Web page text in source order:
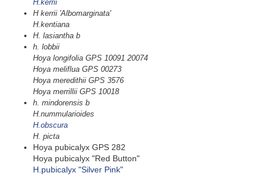
H.kerrii
H kerrii 'Albomarginata'
H.kentiana
H. lasiantha b
h. lobbii
Hoya longifolia GPS 10091 20074
Hoya meliflua GPS 00273
Hoya meredithii GPS 3576
Hoya merrillii GPS 10018
h. mindorensis b
H.nummularioides
H.obscura
H. picta
Hoya pubicalyx GPS 282
Hoya pubicalyx "Red Button"
H.pubicalyx "Silver Pink"